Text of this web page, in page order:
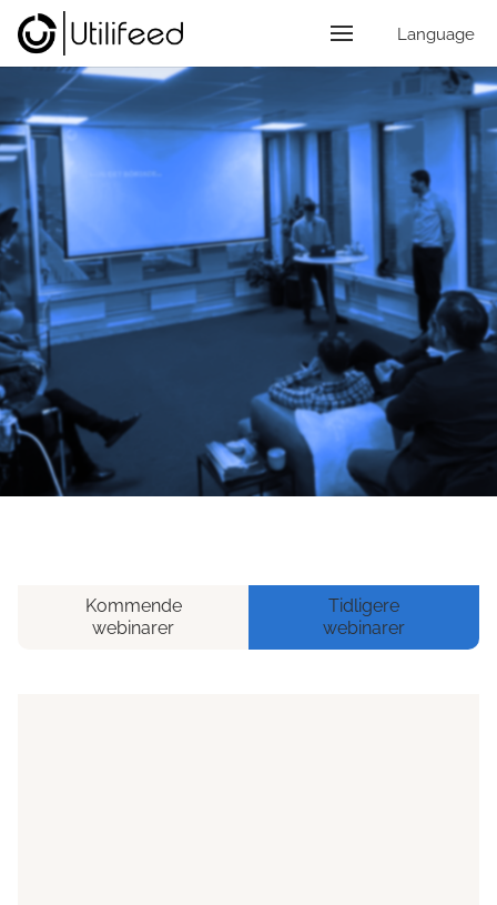
Language
Kommende
webinarer
Tidligere
webinarer